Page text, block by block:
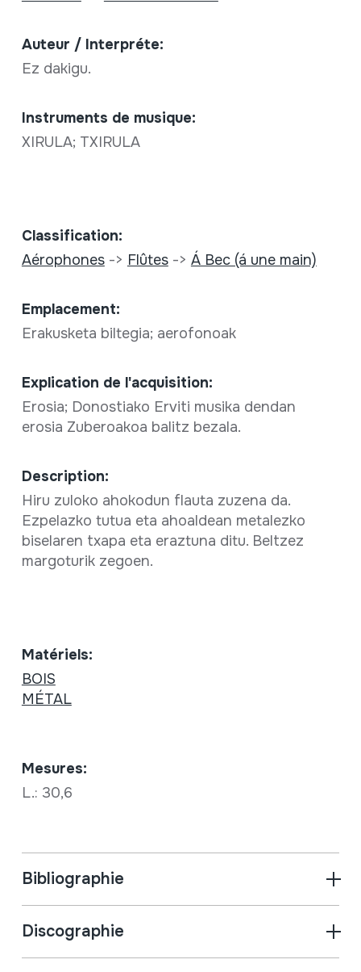
Auteur / Interpréte:
Ez dakigu.
Instruments de musique:
XIRULA; TXIRULA
Classification:
Aérophones-> Flûtes-> Á Bec (á une main)
Emplacement:
Erakusketa biltegia; aerofonoak
Explication de l'acquisition:
Erosia; Donostiako Erviti musika dendan
erosia Zuberoakoa balitz bezala.
Description:
Hiru zuloko ahokodun flauta zuzena da.
Ezpelazko tutua eta ahoaldean metalezko
biselaren txapa eta eraztuna ditu. Beltzez
margoturik zegoen.
Matériels:
BOIS
MÉTAL
Mesures:
L.: 30,6
Bibliographie
Discographie